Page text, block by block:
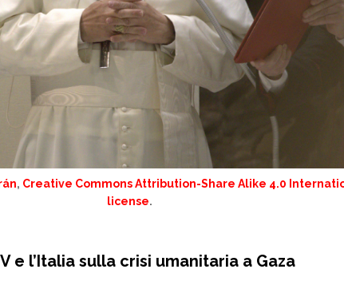
, Creative Commons Attribution-Share Alike 4.0
license.
e l’Italia sulla crisi umanitaria a Gaza